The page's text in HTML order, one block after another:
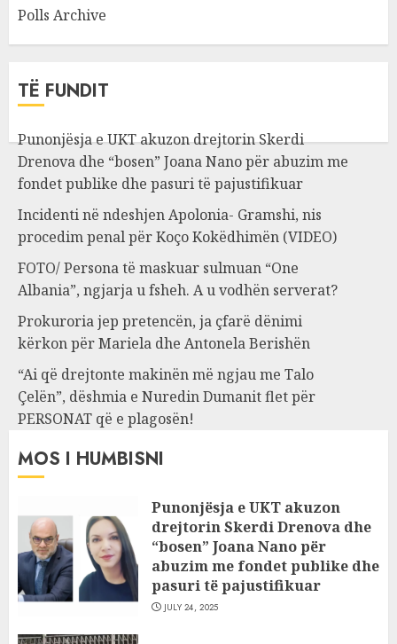
Polls Archive
TË FUNDIT
Punonjësja e UKT akuzon drejtorin Skerdi
Drenova dhe “bosen” Joana Nano për abuzim me
fondet publike dhe pasuri të pajustifikuar
Incidenti në ndeshjen Apolonia- Gramshi, nis
procedim penal për Koço Kokëdhimën (VIDEO)
FOTO/ Persona të maskuar sulmuan “One
Albania”, ngjarja u fsheh. A u vodhën serverat?
Prokuroria jep pretencën, ja çfarë dënimi
kërkon për Mariela dhe Antonela Berishën
“Ai që drejtonte makinën më ngjau me Talo
Çelën”, dëshmia e Nuredin Dumanit flet për
PERSONAT që e plagosën!
MOS I HUMBISNI
Punonjësja e UKT akuzon
drejtorin Skerdi Drenova dhe
“bosen” Joana Nano për
abuzim me fondet publike dhe
pasuri të pajustifikuar
JULY 24, 2025